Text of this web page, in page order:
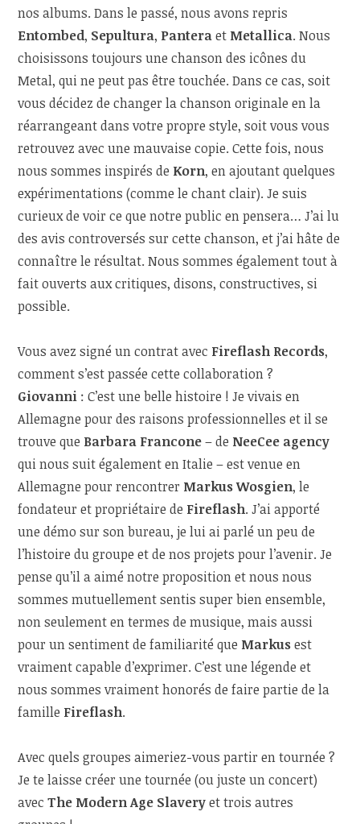
nos albums. Dans le passé, nous avons repris
Entombed, Sepultura, Panteraet Metallica. Nous
choisissons toujours une chanson des icônes du
Metal, qui ne peut pas être touchée. Dans ce cas, soit
vous décidez de changer la chanson originale en la
réarrangeant dans votre propre style, soit vous vous
retrouvez avec une mauvaise copie. Cette fois, nous
nous sommes inspirés de Korn, en ajoutant quelques
expérimentations (comme le chant clair). Je suis
curieux de voir ce que notre public en pensera… J’ai lu
des avis controversés sur cette chanson, et j’ai hâte de
connaître le résultat. Nous sommes également tout à
fait ouverts aux critiques, disons, constructives, si
possible.
Vous avez signé un contrat avec Fireflash Records,
comment s’est passée cette collaboration ?
Giovanni : C’est une belle histoire ! Je vivais en
Allemagne pour des raisons professionnelles et il se
trouve que Barbara Francone– de NeeCee agency
qui nous suit également en Italie – est venue en
Allemagne pour rencontrer Markus Wosgien, le
fondateur et propriétaire de Fireflash. J’ai apporté
une démo sur son bureau, je lui ai parlé un peu de
l’histoire du groupe et de nos projets pour l’avenir. Je
pense qu’il a aimé notre proposition et nous nous
sommes mutuellement sentis super bien ensemble,
non seulement en termes de musique, mais aussi
pour un sentiment de familiarité que Markusest
vraiment capable d’exprimer. C’est une légende et
nous sommes vraiment honorés de faire partie de la
famille Fireflash.
Avec quels groupes aimeriez-vous partir en tournée ?
Je te laisse créer une tournée (ou juste un concert)
avecThe Modern Age Slaveryet trois autres